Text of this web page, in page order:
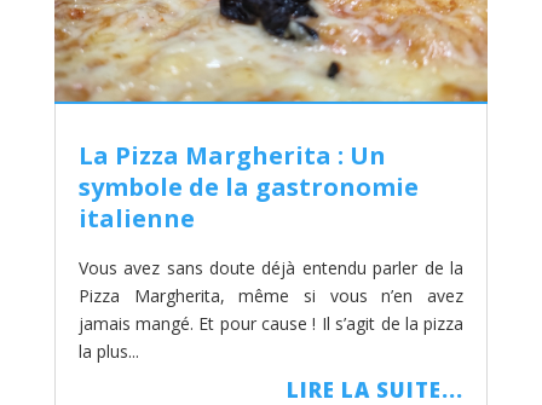
La Pizza Margherita : Un
symbole de la gastronomie
italienne
Vous avez sans doute déjà entendu parler de la
Pizza Margherita, même si vous n’en avez
jamais mangé. Et pour cause ! Il s’agit de la pizza
la plus...
LIRE LA SUITE...